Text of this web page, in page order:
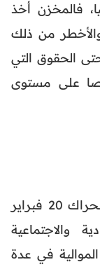
فالمخزن أخذ
من ذلك
الحقوق التي
خصوصا على مستوى
ولا يمكن الحديث عن العشرية التالية لحراك 20 فبراير
والاجتماعية
في عدة